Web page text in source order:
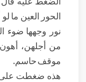
الحور العين ما
نور وجهها ضوء
من أجلهن،
موقف حاسم.
هذه ضغطت على